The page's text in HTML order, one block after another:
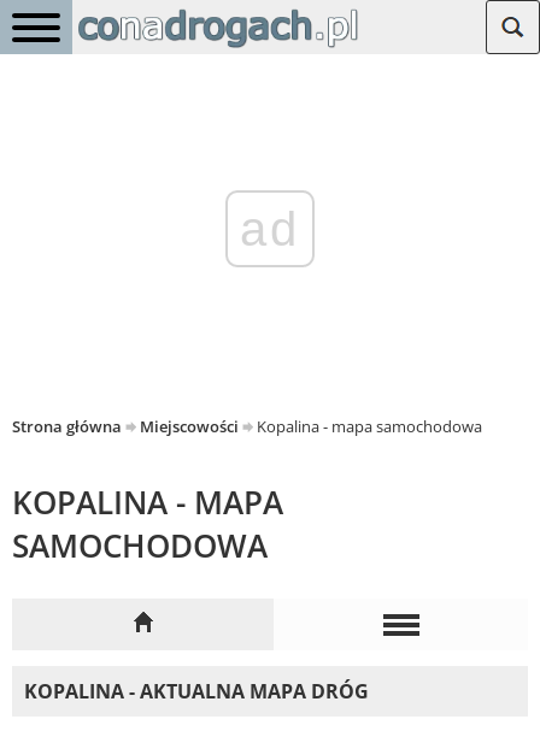
ad
Strona główna Miejscowości Kopalina - mapa samochodowa
KOPALINA - MAPA
SAMOCHODOWA
KOPALINA - AKTUALNA MAPA DRÓG